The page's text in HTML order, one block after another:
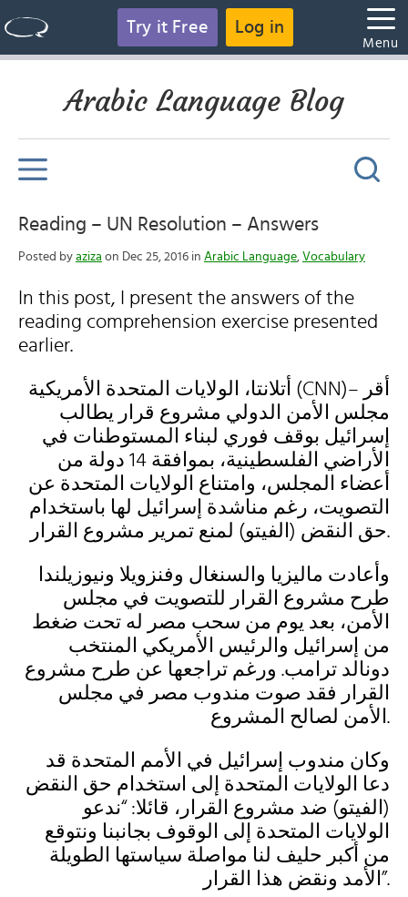
Try it Free Log in
Menu
Arabic Language Blog
Reading – UN Resolution – Answers
Posted by aziza on Dec 25, 2016 in Arabic Language, Vocabulary
In this post, I present the answers of the
reading comprehension exercise presented
earlier.
أتلانتا، الولايات المتحدة الأمريكية (CNN)– أقر
مجلس الأمن الدولي مشروع قرار يطالب
إسرائيل بوقف فوري لبناء المستوطنات في
الأراضي الفلسطينية، بموافقة 14 دولة من
أعضاء المجلس، وامتناع الولايات المتحدة عن
التصويت، رغم مناشدة إسرائيل لها باستخدام
حق النقض (الفيتو) لمنع تمرير مشروع القرار.
وأعادت ماليزيا والسنغال وفنزويلا ونيوزيلندا
طرح مشروع القرار للتصويت في مجلس
الأمن، بعد يوم من سحب مصر له تحت ضغط
من إسرائيل والرئيس الأمريكي المنتخب
دونالد ترامب. ورغم تراجعها عن طرح مشروع
القرار فقد صوت مندوب مصر في مجلس
الأمن لصالح المشروع.
وكان مندوب إسرائيل في الأمم المتحدة قد
دعا الولايات المتحدة إلى استخدام حق النقض
(الفيتو) ضد مشروع القرار، قائلا: “ندعو
الولايات المتحدة إلى الوقوف بجانبنا ونتوقع
من أكبر حليف لنا مواصلة سياستها الطويلة
الأمد ونقض هذا القرار”.